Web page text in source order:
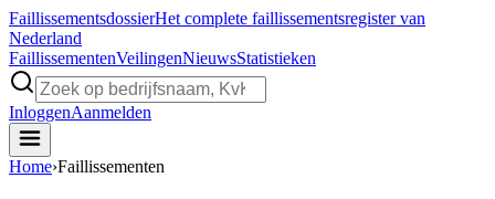
FaillissementsdossierHet complete faillissementsregister van
Nederland
FaillissementenVeilingenNieuwsStatistieken
InloggenAanmelden
Home›Faillissementen